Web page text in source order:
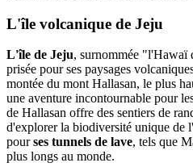
L'île volcanique de Jeju
L'île de Jeju, surnommée "l'Hawaï
prisée pour ses paysages
montée du mont Hallasan, le plus
une aventure incontournable pour
de Hallasan offre des sentiers de
d'explorer la biodiversité unique de
pourses tunnels de lave, tels que
plus longs au monde.